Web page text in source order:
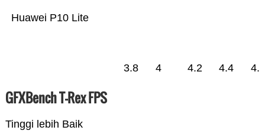
Huawei P10 Lite
3.8 4 4.2 4.4 4.6
GFXBench T-Rex FPS
Tinggi lebih Baik